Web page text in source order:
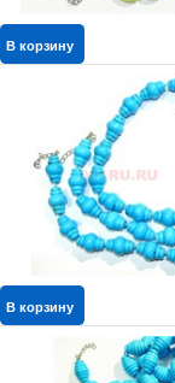
В корзину
В корзину